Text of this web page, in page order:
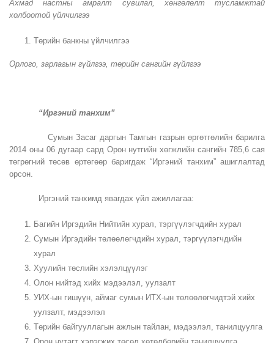
Ахмад настны амралт сувилал, хөнгөлөлт тусламжтай
холбоотой үйлчилгээ
Төрийн банкны үйлчилгээ
Орлого, зарлагын гүйлгээ, төрийн сангийн гүйлгээ
“Иргэний танхим”
Сумын Засаг даргын Тамгын газрын өргөтгөлийн барилга
2014 оны 06 дугаар сард Орон нутгийн хөгжлийн сангийн 785,6 сая
төгрөгний төсөв өртөгөөр баригдаж “Иргэний танхим” ашиглалтад
орсон.
Иргэний танхимд явагдах үйл ажиллагаа:
Багийн Иргэдийн Нийтийн хурал, тэргүүлэгчдийн хурал
Сумын Иргэдийн төлөөлөгчдийн хурал, тэргүүлэгчдийн
хурал
Хуулийн төслийн хэлэлцүүлэг
Олон нийтэд хийх мэдээлэл, уулзалт
УИХ-ын гишүүн, аймаг сумын ИТХ-ын төлөөлөгчидтэй хийх
уулзалт, мэдээлэл
Төрийн байгууллагын ажлын тайлан, мэдээлэл, танилцуулга